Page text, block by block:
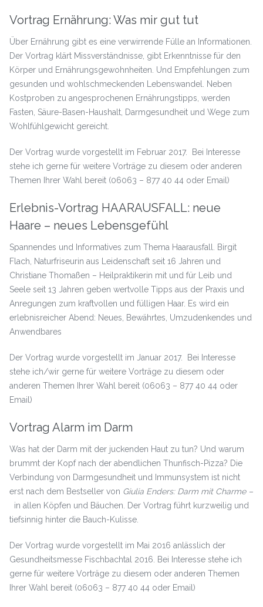
Vortrag Ernährung: Was mir gut tut
Über Ernährung gibt es eine verwirrende Fülle an Informationen.
Der Vortrag klärt Missverständnisse, gibt Erkenntnisse für den
Körper und Ernährungsgewohnheiten. Und Empfehlungen zum
gesunden und wohlschmeckenden Lebenswandel. Neben
Kostproben zu angesprochenen Ernährungstipps, werden
Fasten, Säure-Basen-Haushalt, Darmgesundheit und Wege zum
Wohlfühlgewicht gereicht.
Der Vortrag wurde vorgestellt im Februar 2017. Bei Interesse
stehe ich gerne für weitere Vorträge zu diesem oder anderen
Themen Ihrer Wahl bereit (06063 – 877 40 44 oder Email)
Erlebnis-Vortrag HAARAUSFALL: neue
Haare – neues Lebensgefühl
Spannendes und Informatives zum Thema Haarausfall. Birgit
Flach, Naturfriseurin aus Leidenschaft seit 16 Jahren und
Christiane Thomaßen – Heilpraktikerin mit und für Leib und
Seele seit 13 Jahren geben wertvolle Tipps aus der Praxis und
Anregungen zum kraftvollen und fülligen Haar. Es wird ein
erlebnisreicher Abend: Neues, Bewährtes, Umzudenkendes und
Anwendbares
Der Vortrag wurde vorgestellt im Januar 2017. Bei Interesse
stehe ich/wir gerne für weitere Vorträge zu diesem oder
anderen Themen Ihrer Wahl bereit (06063 – 877 40 44 oder
Email)
Vortrag Alarm im Darm
Was hat der Darm mit der juckenden Haut zu tun? Und warum
brummt der Kopf nach der abendlichen Thunfisch-Pizza? Die
Verbindung von Darmgesundheit und Immunsystem ist nicht
erst nach dem Bestseller von Giulia Enders: Darm mit Charme –
in allen Köpfen und Bäuchen. Der Vortrag führt kurzweilig und
tiefsinnig hinter die Bauch-Kulisse.
Der Vortrag wurde vorgestellt im Mai 2016 anlässlich der
Gesundheitsmesse Fischbachtal 2016. Bei Interesse stehe ich
gerne für weitere Vorträge zu diesem oder anderen Themen
Ihrer Wahl bereit (06063 – 877 40 44 oder Email)